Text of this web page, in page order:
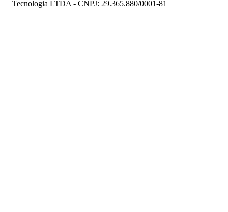
Tecnologia LTDA - CNPJ: 29.365.880/0001-81